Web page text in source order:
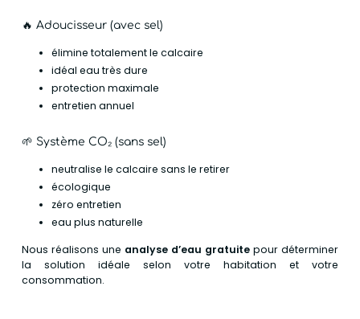
🔥 Adoucisseur (avec sel)
élimine totalement le calcaire
idéal eau très dure
protection maximale
entretien annuel
🌱 Système CO₂ (sans sel)
neutralise le calcaire sans le retirer
écologique
zéro entretien
eau plus naturelle
Nous réalisons une analyse d’eau gratuite pour déterminer
la solution idéale selon votre habitation et votre
consommation.